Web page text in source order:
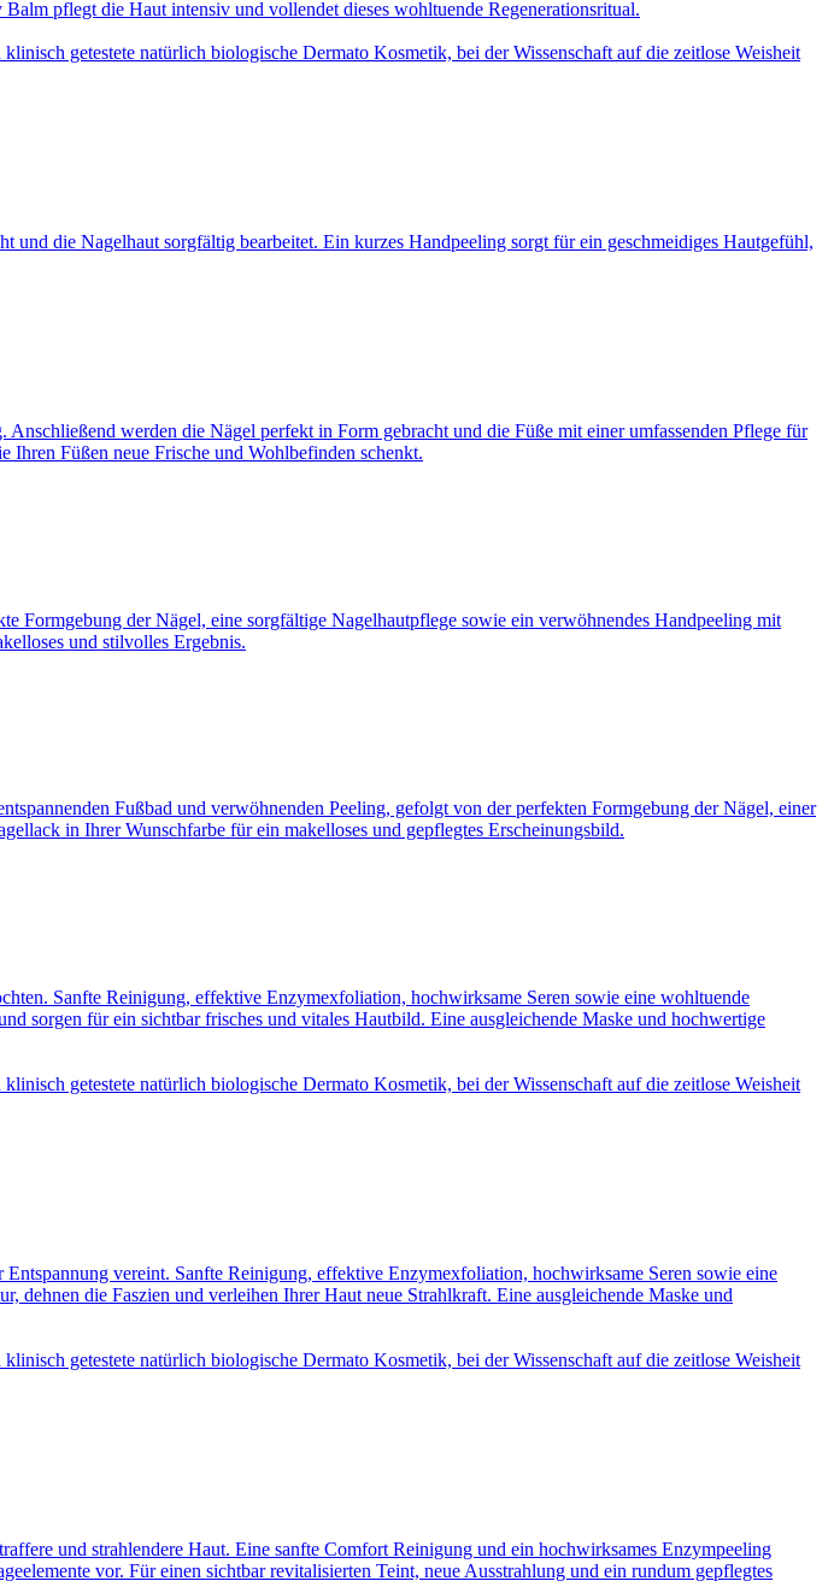
pflegt die Haut intensiv und vollendet dieses wohltuende Regenerationsritual.
getestete natürlich biologische Dermato Kosmetik, bei der Wissenschaft auf die zeitlose Weisheit
die Nagelhaut sorgfältig bearbeitet. Ein kurzes Handpeeling sorgt für ein geschmeidiges Hautgefühl,
werden die Nägel perfekt in Form gebracht und die Füße mit einer umfassenden Pflege für
Ihren Füßen neue Frische und Wohlbefinden schenkt.
der Nägel, eine sorgfältige Nagelhautpflege sowie ein verwöhnendes Handpeeling mit
und stilvolles Ergebnis.
Fußbad und verwöhnenden Peeling, gefolgt von der perfekten Formgebung der Nägel, einer
in Ihrer Wunschfarbe für ein makelloses und gepflegtes Erscheinungsbild.
Sanfte Reinigung, effektive Enzymexfoliation, hochwirksame Seren sowie eine wohltuende
sorgen für ein sichtbar frisches und vitales Hautbild. Eine ausgleichende Maske und hochwertige
getestete natürlich biologische Dermato Kosmetik, bei der Wissenschaft auf die zeitlose Weisheit
vereint. Sanfte Reinigung, effektive Enzymexfoliation, hochwirksame Seren sowie eine
dehnen die Faszien und verleihen Ihrer Haut neue Strahlkraft. Eine ausgleichende Maske und
getestete natürlich biologische Dermato Kosmetik, bei der Wissenschaft auf die zeitlose Weisheit
und strahlendere Haut. Eine sanfte Comfort Reinigung und ein hochwirksames Enzympeeling
vor. Für einen sichtbar revitalisierten Teint, neue Ausstrahlung und ein rundum gepflegtes